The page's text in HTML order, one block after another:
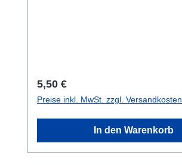
Regulärer Preis:
5,50 €
Preise inkl. MwSt. zzgl. Versandkosten
In den Warenkorb